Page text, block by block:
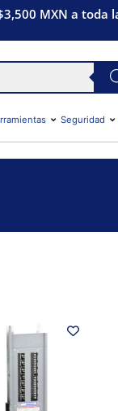
MXN a toda
Seguridad